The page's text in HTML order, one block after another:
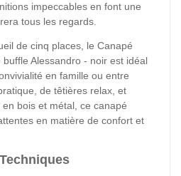
impeccables en font une
tous les regards.
de cinq places, le Canapé
Alessandro - noir est idéal
en famille ou entre
de têtières relax, et
bois et métal, ce canapé
en matière de confort et